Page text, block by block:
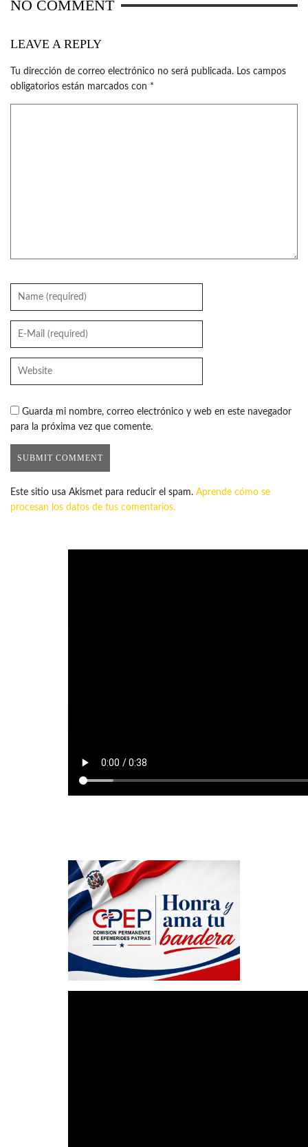
NO COMMENT
LEAVE A REPLY
Tu dirección de correo electrónico no será publicada. Los campos
obligatorios están marcados con *
Guarda mi nombre, correo electrónico y web en este navegador
para la próxima vez que comente.
Este sitio usa Akismet para reducir el spam. Aprende cómo se
procesan los datos de tus comentarios.